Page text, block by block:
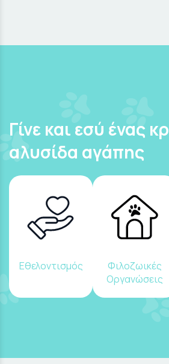
Γίνε και εσύ ένας
αλυσίδα αγάπης
Εθελοντισμός
Φιλοζωικές
Οργανώσεις